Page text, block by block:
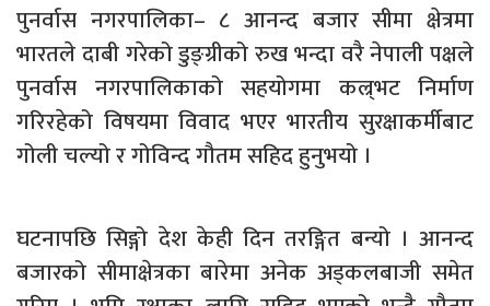
पुनर्वास नगरपालिका– ८ आनन्द बजार सीमा क्षेत्रमा
भारतले दाबी गरेको डुङ्ग्रीको रुख भन्दा वरै नेपाली पक्षले
पुनर्वास नगरपालिकाको सहयोगमा कल्र्भट निर्माण
गरिरहेको विषयमा विवाद भएर भारतीय सुरक्षाकर्मीबाट
गोली चल्यो र गोविन्द गौतम सहिद हुनुभयो ।
घटनापछि सिङ्गो देश केही दिन तरङ्गित बन्यो । आनन्द
बजारको सीमाक्षेत्रका बारेमा अनेक अड्कलबाजी समेत